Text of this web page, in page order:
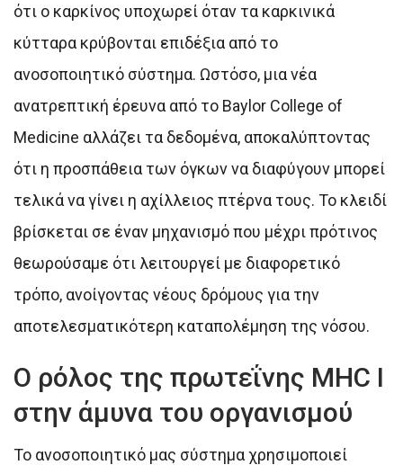
ότι ο καρκίνος υποχωρεί όταν τα καρκινικά
κύτταρα κρύβονται επιδέξια από το
ανοσοποιητικό σύστημα. Ωστόσο, μια νέα
ανατρεπτική έρευνα από το Baylor College of
Medicine αλλάζει τα δεδομένα, αποκαλύπτοντας
ότι η προσπάθεια των όγκων να διαφύγουν μπορεί
τελικά να γίνει η αχίλλειος πτέρνα τους. Το κλειδί
βρίσκεται σε έναν μηχανισμό που μέχρι πρότινος
θεωρούσαμε ότι λειτουργεί με διαφορετικό
τρόπο, ανοίγοντας νέους δρόμους για την
αποτελεσματικότερη καταπολέμηση της νόσου.
Ο ρόλος της πρωτεΐνης MHC I
στην άμυνα του οργανισμού
Το ανοσοποιητικό μας σύστημα χρησιμοποιεί